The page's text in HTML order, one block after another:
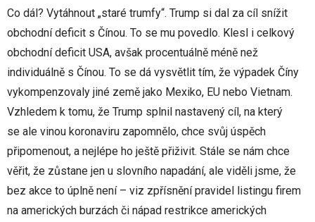
Co dál? Vytáhnout „staré trumfy“. Trump si dal za cíl snížit
obchodní deficit s Čínou. To se mu povedlo. Klesl i celkový
obchodní deficit USA, avšak procentuálně méně než
individuálně s Čínou. To se dá vysvětlit tím, že výpadek Číny
vykompenzovaly jiné země jako Mexiko, EU nebo Vietnam.
Vzhledem k tomu, že Trump splnil nastavený cíl, na který
se ale vinou koronaviru zapomnělo, chce svůj úspěch
připomenout, a nejlépe ho ještě přiživit. Stále se nám chce
věřit, že zůstane jen u slovního napadání, ale viděli jsme, že
bez akce to úplně není – viz zpřísnění pravidel listingu firem
na amerických burzách či nápad restrikce amerických